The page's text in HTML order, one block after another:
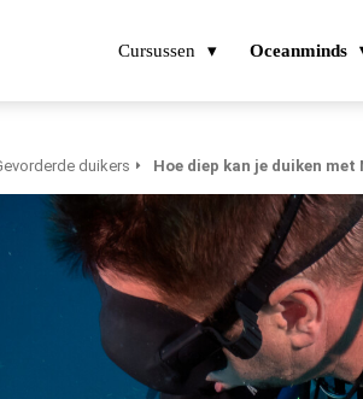
Cursussen Oceanminds
duikers Hoe diep kan je duiken met